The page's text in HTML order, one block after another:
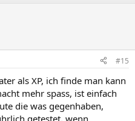
#15
als XP, ich finde man kann
mehr spass, ist einfach
die was gegenhaben,
getestet, wenn